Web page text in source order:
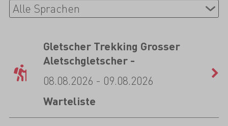
Gletscher Trekking Grosser
Aletschgletscher -
08.08.2026 - 09.08.2026
Warteliste